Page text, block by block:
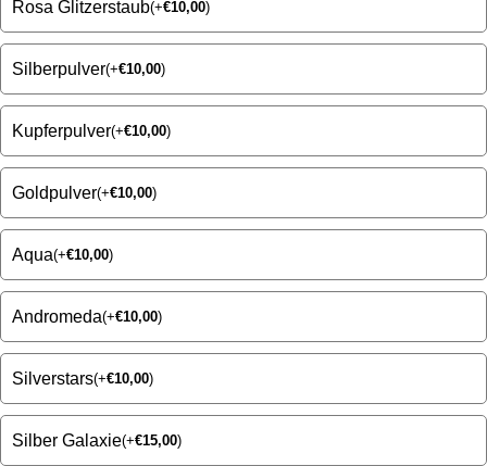
Rosa Glitzerstaub(+€10,00)
Silberpulver(+€10,00)
Kupferpulver(+€10,00)
Goldpulver(+€10,00)
Aqua(+€10,00)
Andromeda(+€10,00)
Silverstars(+€10,00)
Silber Galaxie(+€15,00)